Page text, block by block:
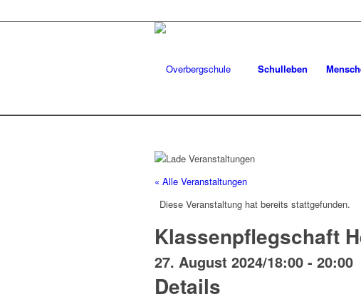
Schulleben
« Alle Veranstaltungen
Diese Veranstaltung hat bereits stattgefunden.
Klassenpflegschaft
27. August 2024/18:00 - 20:00
Details